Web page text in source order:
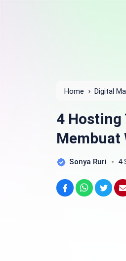
Home › Digital
4 Hosting
Membuat
Sonya Ruri 4